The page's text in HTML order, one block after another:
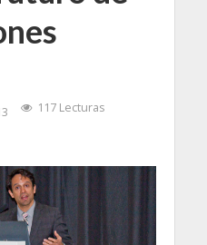
117 Lecturas